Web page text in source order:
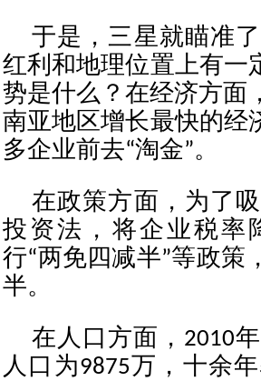
于是，三星就瞄准
红利和地理位置上有一
势是什么？在经济方面
南亚地区增长最快的经
多企业前去“淘金”。
在政策方面，为了
投资法，将企业税率
行“两免四减半”等政策
半。
在人口方面，2010
人口为9875万，十余